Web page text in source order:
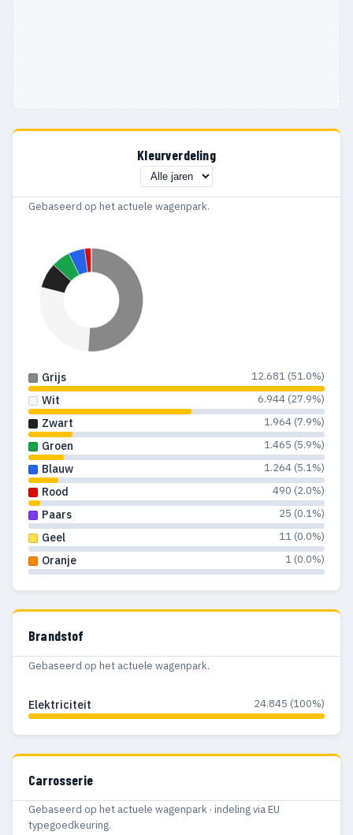
Kleurverdeling
Gebaseerd op het actuele wagenpark.
Grijs 12.681 (51.0%)
Wit 6.944 (27.9%)
Zwart 1.964 (7.9%)
Groen 1.465 (5.9%)
Blauw 1.264 (5.1%)
Rood 490 (2.0%)
Paars 25 (0.1%)
Geel 11 (0.0%)
Oranje 1 (0.0%)
Brandstof
Gebaseerd op het actuele wagenpark.
Elektriciteit 24.845 (100%)
Carrosserie
Gebaseerd op het actuele wagenpark · indeling via EU
typegoedkeuring.